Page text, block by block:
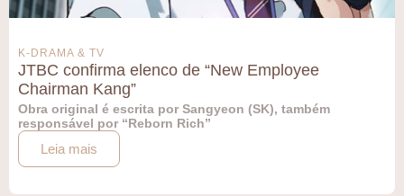
K-DRAMA & TV
JTBC confirma elenco de “New Employee
Chairman Kang”
Obra original é escrita por Sangyeon (SK), também
responsável por “Reborn Rich”
Leia mais